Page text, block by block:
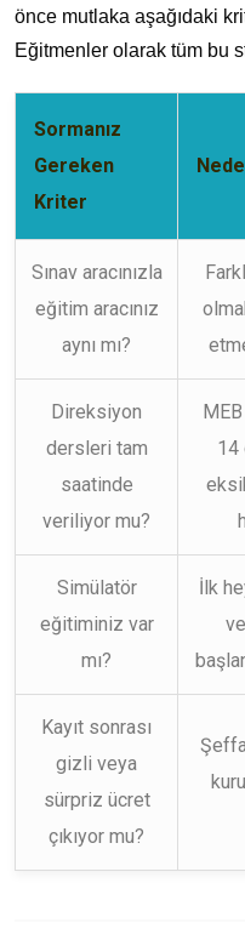
önce mutlaka aşağıdaki
Eğitmenler olarak tüm bu
Sormanız
Gereken
Kriter
Sınav aracınızla
eğitim aracınız
aynı mı?
Direksiyon
dersleri tam
saatinde
veriliyor mu?
14
Simülatör
eğitiminiz var
mı?
İlk
Kayıt sonrası
gizli veya
sürpriz ücret
çıkıyor mu?